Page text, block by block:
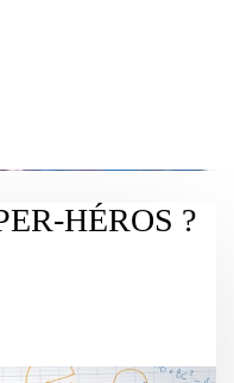
HÉROS ?